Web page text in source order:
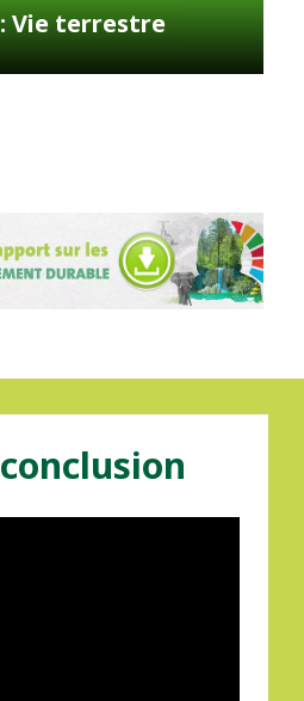
Vie terrestre